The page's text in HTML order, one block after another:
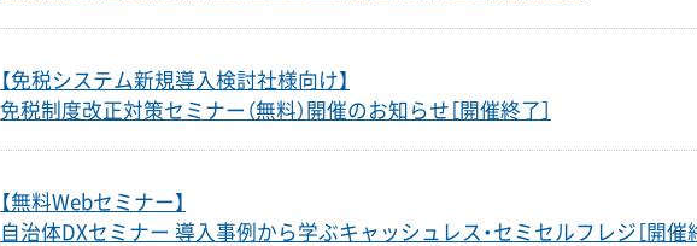
【免税システム新規導入検討社様向け】
免税制度改正対策セミナー（無料）開催のお知らせ［開催終了］
【無料Webセミナー】
自治体DXセミナー 導入事例から学ぶキャッシュレス・セミセルフレジ［開催